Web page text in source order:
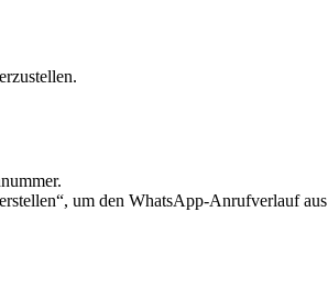
um den WhatsApp-Anrufverlauf